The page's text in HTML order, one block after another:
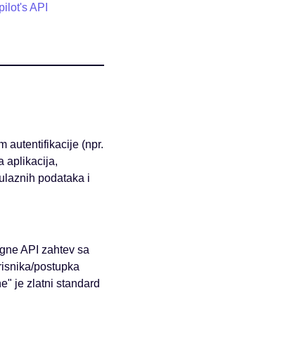
API
autentifikacije (npr.
aplikacija,
podataka i
API zahtev sa
postupka
je zlatni standard